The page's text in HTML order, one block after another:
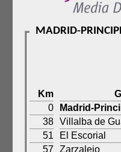
MADRID-
Km
0
Madrid-
38 Villalba de
51
El Escorial
57
Zarzalejo